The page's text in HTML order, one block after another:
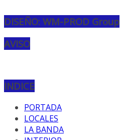
DISEÑO: WM-PROD Group
AVISO
INDICE
PORTADA
LOCALES
LA BANDA